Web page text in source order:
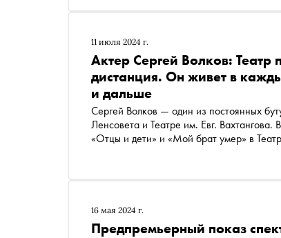
11 июля 2024 г.
Актер Сергей Волков: Театр
дистанция. Он живет в
и дальше
Сергей Волков — один из постоянных
Ленсовета и Театре им. Евг. Вахтангова.
«Отцы и дети» и «Мой брат умер» в
16 мая 2024 г.
Предпремьерный показ